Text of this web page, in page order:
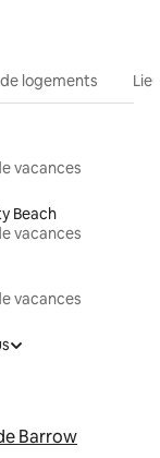
logements
vacances
Beach
vacances
vacances
Barrow